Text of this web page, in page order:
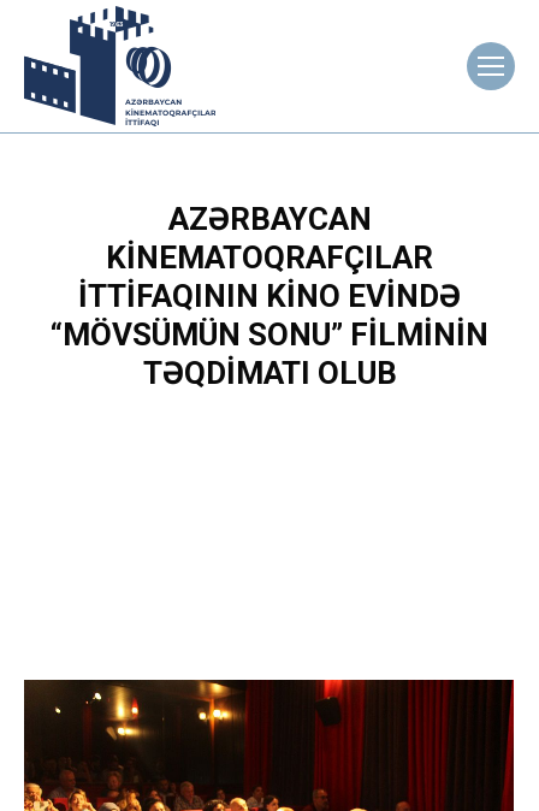
AZƏRBAYCAN
KINEMATOQRAFÇILAR
İTTIFAQININ KINO EVINDƏ
“MÖVSÜMÜN SONU” FILMININ
TƏQDIMATI OLUB